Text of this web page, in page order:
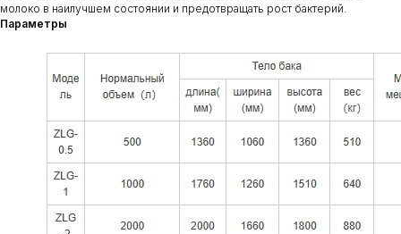
молоко в наилучшем состоянии и предотвращать рост бактерий.
Параметры